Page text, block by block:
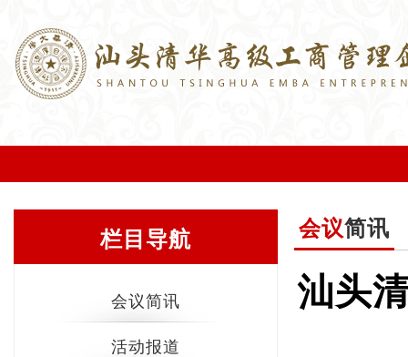
栏目导航
会议简讯
活动报道
会议简讯
汕头